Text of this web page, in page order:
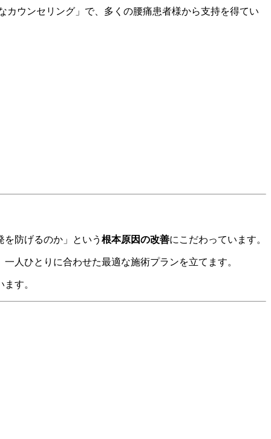
カウンセリング」で、多くの腰痛患者様から支持を得てい
防げるのか」という 根本原因の改善にこだわっています。
人ひとりに合わせた最適な施術プランを立てます。
す。